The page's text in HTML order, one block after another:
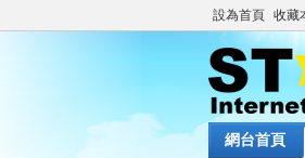
設為首頁 收藏
網台首頁